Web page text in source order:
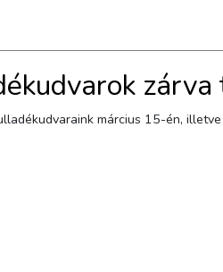
március 15-én,